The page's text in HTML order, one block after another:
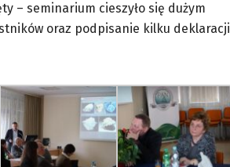
– seminarium cieszyło się dużym
oraz podpisanie kilku deklaracji